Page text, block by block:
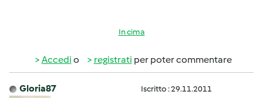
In cima
Accedi o registrati per poter commentare
Gloria87 Iscritto : 29.11.2011